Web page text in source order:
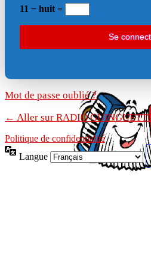
11 − huit =
Mot de passe oublié ?
← Aller sur RADIO GUINGUETTE
Politique de confidentialité
Langue